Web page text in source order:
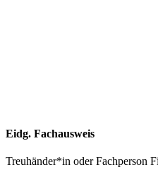
Eidg. Fachausweis
Treuhänder*in oder Fachperson